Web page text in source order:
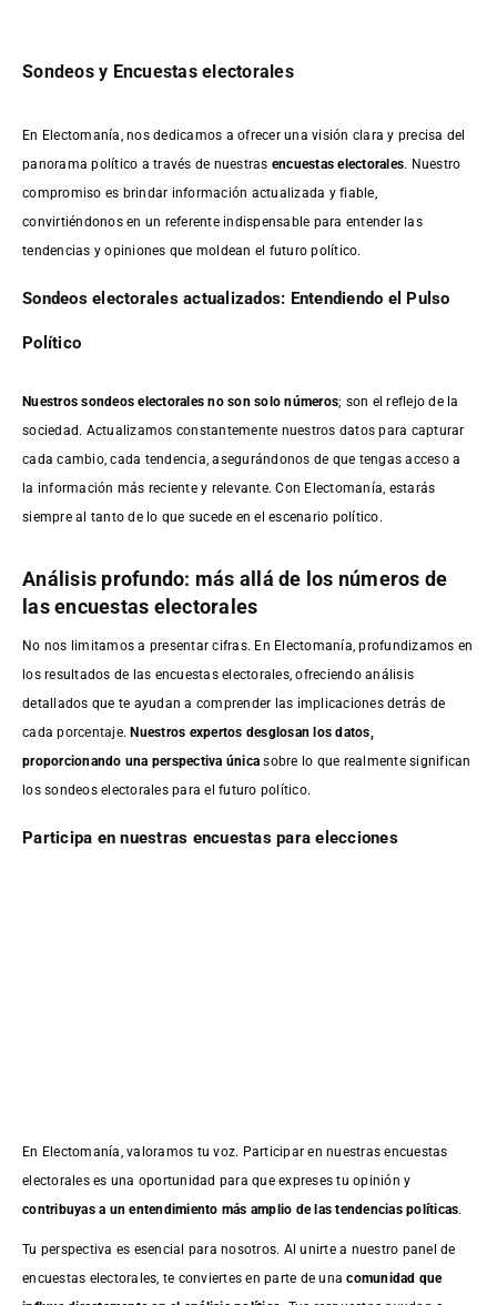
Sondeos y Encuestas electorales
En Electomanía, nos dedicamos a ofrecer una visión clara y precisa del
panorama político a través de nuestras encuestas electorales. Nuestro
compromiso es brindar información actualizada y fiable,
convirtiéndonos en un referente indispensable para entender las
tendencias y opiniones que moldean el futuro político.
Sondeos electorales actualizados: Entendiendo el Pulso
Político
Nuestros sondeos electorales no son solo números; son el reflejo de la
sociedad. Actualizamos constantemente nuestros datos para capturar
cada cambio, cada tendencia, asegurándonos de que tengas acceso a
la información más reciente y relevante. Con Electomanía, estarás
siempre al tanto de lo que sucede en el escenario político.
Análisis profundo: más allá de los números de
las encuestas electorales
No nos limitamos a presentar cifras. En Electomanía, profundizamos en
los resultados de las encuestas electorales, ofreciendo análisis
detallados que te ayudan a comprender las implicaciones detrás de
cada porcentaje.Nuestros expertos desglosan los datos,
proporcionando una perspectiva única sobre lo que realmente significan
los sondeos electorales para el futuro político.
Participa en nuestras encuestas para elecciones
En Electomanía, valoramos tu voz. Participar en nuestras encuestas
electorales es una oportunidad para que expreses tu opinión y
contribuyas a un entendimiento más amplio de las tendencias políticas.
Tu perspectiva es esencial para nosotros. Al unirte a nuestro panel de
encuestas electorales, te conviertes en parte de unacomunidad que